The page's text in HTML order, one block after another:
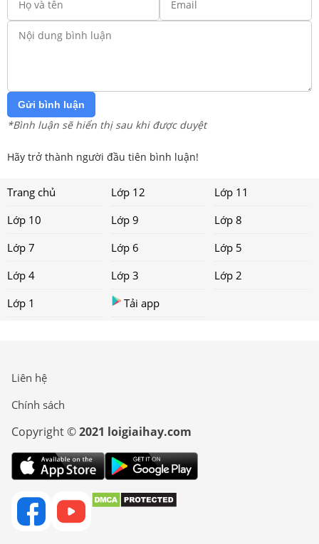
Gửi bình luận
*Bình luận sẽ hiển thị sau khi được duyệt
Hãy trở thành người đầu tiên bình luận!
Trang chủ Lớp 12
Lớp 11
Lớp 10
Lớp 9
Lớp 8
Lớp 7
Lớp 6
Lớp 5
Lớp 4
Lớp 3
Lớp 2
Lớp 1
Tải app
Liên hệ
Chính sách
Copyright ©2021 loigiaihay.com